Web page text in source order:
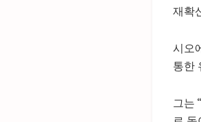
재확
시오
통한
그는